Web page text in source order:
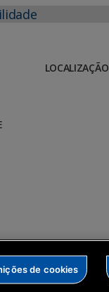
LOCALIZAÇÃO
de cookies